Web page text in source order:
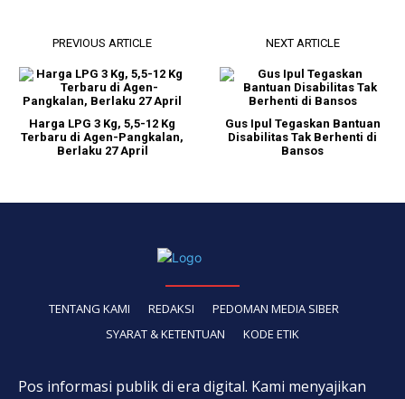
PREVIOUS ARTICLE
Harga LPG 3 Kg, 5,5-12 Kg
Terbaru di Agen-Pangkalan,
Berlaku 27 April
NEXT ARTICLE
Gus Ipul Tegaskan Bantuan
Disabilitas Tak Berhenti di
Bansos
TENTANG KAMI REDAKSI
PEDOMAN MEDIA SIBER
SYARAT & KETENTUAN
KODE ETIK
Pos informasi publik di era digital. Kami menyajikan